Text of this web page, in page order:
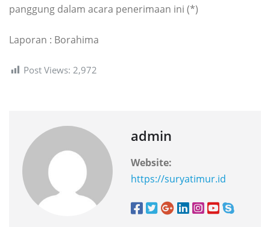
panggung dalam acara penerimaan ini (*)
Laporan : Borahima
Post Views: 2,972
admin
Website:
https://suryatimur.id